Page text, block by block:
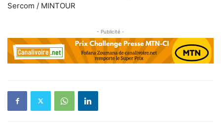
Sercom / MINTOUR
- Publicité -